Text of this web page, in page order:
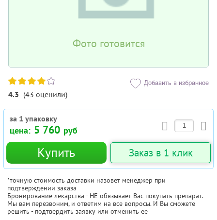
Фото готовится
4.3 (43 оценили)
Добавить в избранное
за 1 упаковку
цена: 5 760 руб
Купить Заказ в 1 клик
*точную стоимость доставки назовет менеджер при
подтверждении заказа
Бронирование лекарства - НЕ обязывает Вас покупать препарат.
Мы вам перезвоним, и ответим на все вопросы. И Вы сможете
решить - подтвердить заявку или отменить ее